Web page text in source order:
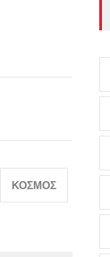
ΚΟΣΜΟΣ